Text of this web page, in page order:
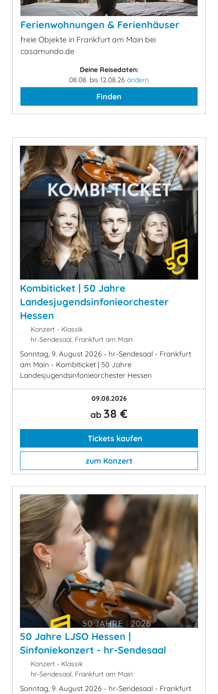
Ferienwohnungen & Ferienhäuser
freie Objekte in Frankfurt am Main bei
casamundo.de
Deine Reisedaten:
08.08. bis 12.08.26 ändern
Finden
Kombiticket | 50 Jahre
Landesjugendsinfonieorchester
Hessen
Konzert - Klassik
hr-Sendesaal, Frankfurt am Main
Sonntag, 9. August 2026 - hr-Sendesaal - Frankfurt
am Main - Kombiticket | 50 Jahre
Landesjugendsinfonieorchester Hessen
09.08.2026
ab 38 €
Tickets kaufen
zum Konzert
50 Jahre LJSO Hessen |
Sinfoniekonzert - hr-Sendesaal
Konzert - Klassik
hr-Sendesaal, Frankfurt am Main
Sonntag, 9. August 2026 - hr-Sendesaal - Frankfurt